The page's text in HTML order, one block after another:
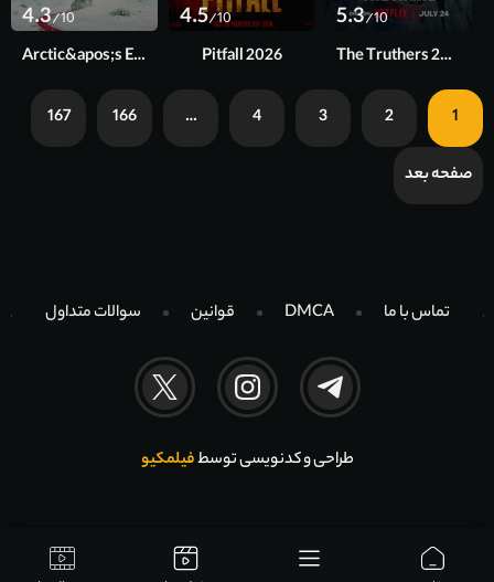
5.3/10
The Truthers 2026
4.5/10
Pitfall 2026
4.3/10
Arctic&apos;s Edge 2025
1
2
3
4
…
166
167
صفحه بعد
تماس با ما DMCA قوانین سوالات متداول
طراحی و کدنویسی توسطفیلمکیو